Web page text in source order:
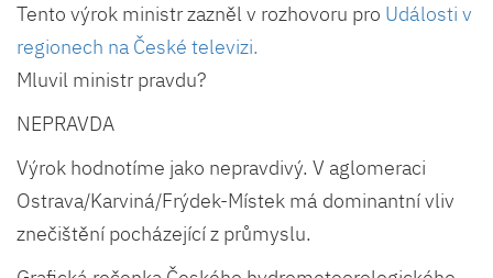
Tento výrok ministr zazněl v rozhovoru pro Události v
regionech na České televizi.
Mluvil ministr pravdu?
NEPRAVDA
Výrok hodnotíme jako nepravdivý. V aglomeraci
Ostrava/Karviná/Frýdek-Místek má dominantní vliv
znečištění pocházející z průmyslu.